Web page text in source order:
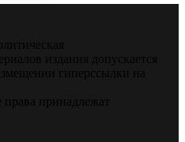
издания допускается
гиперссылки на
принадлежат